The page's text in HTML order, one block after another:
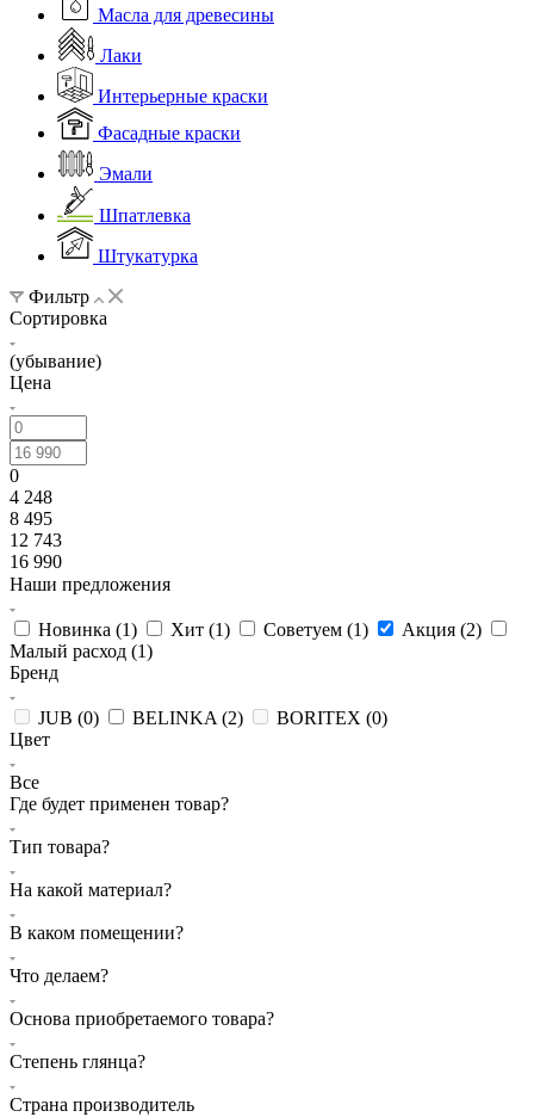
Масла для древесины
Лаки
Интерьерные краски
Фасадные краски
Эмали
Шпатлевка
Штукатурка
Фильтр
Сортировка
(убывание)
Цена
0
4 248
8 495
12 743
16 990
Наши предложения
Новинка (1) Хит (1) Советуем (1) Акция (2)
Малый расход (1)
Бренд
JUB (0) BELINKA (2) BORITEX (0)
Цвет
Все
Где будет применен товар?
Тип товара?
На какой материал?
В каком помещении?
Что делаем?
Основа приобретаемого товара?
Степень глянца?
Страна производитель